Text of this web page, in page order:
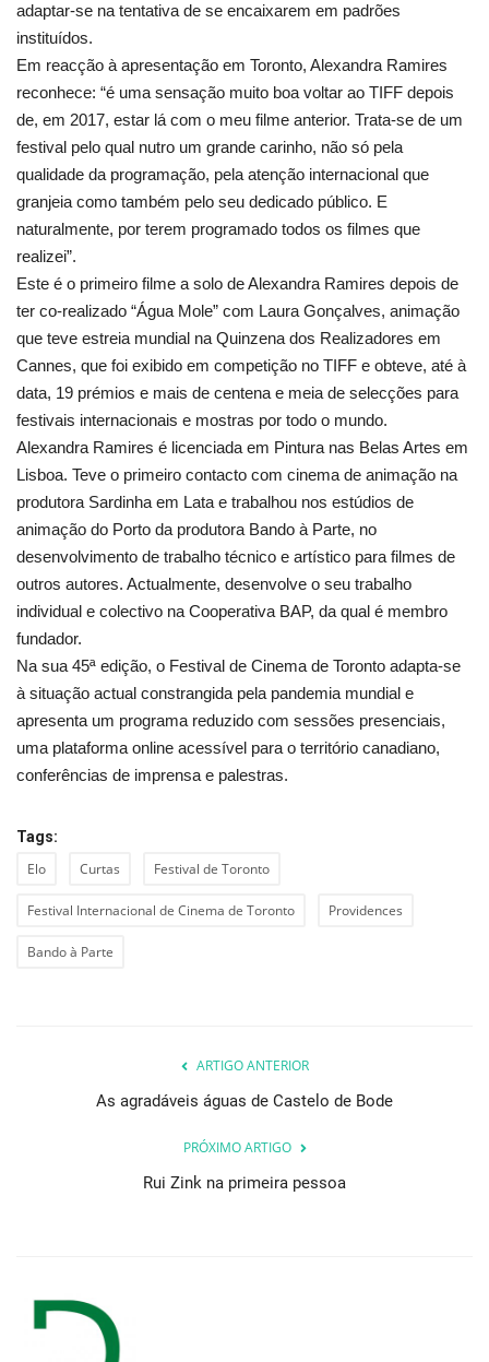
adaptar-se na tentativa de se encaixarem em padrões
instituídos.
Em reacção à apresentação em Toronto, Alexandra Ramires
reconhece: “é uma sensação muito boa voltar ao TIFF depois
de, em 2017, estar lá com o meu filme anterior. Trata-se de um
festival pelo qual nutro um grande carinho, não só pela
qualidade da programação, pela atenção internacional que
granjeia como também pelo seu dedicado público. E
naturalmente, por terem programado todos os filmes que
realizei”.
Este é o primeiro filme a solo de Alexandra Ramires depois de
ter co-realizado “Água Mole” com Laura Gonçalves, animação
que teve estreia mundial na Quinzena dos Realizadores em
Cannes, que foi exibido em competição no TIFF e obteve, até à
data, 19 prémios e mais de centena e meia de selecções para
festivais internacionais e mostras por todo o mundo.
Alexandra Ramires é licenciada em Pintura nas Belas Artes em
Lisboa. Teve o primeiro contacto com cinema de animação na
produtora Sardinha em Lata e trabalhou nos estúdios de
animação do Porto da produtora Bando à Parte, no
desenvolvimento de trabalho técnico e artístico para filmes de
outros autores. Actualmente, desenvolve o seu trabalho
individual e colectivo na Cooperativa BAP, da qual é membro
fundador.
Na sua 45ª edição, o Festival de Cinema de Toronto adapta-se
à situação actual constrangida pela pandemia mundial e
apresenta um programa reduzido com sessões presenciais,
uma plataforma online acessível para o território canadiano,
conferências de imprensa e palestras.
Tags:
Elo Curtas Festival de Toronto
Festival Internacional de Cinema de Toronto Providences
Bando à Parte
ARTIGO ANTERIOR
As agradáveis águas de Castelo de Bode
PRÓXIMO ARTIGO
Rui Zink na primeira pessoa